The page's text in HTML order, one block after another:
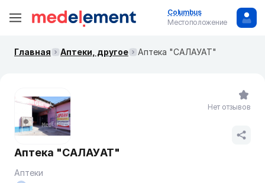
Columbus
Местоположение
Главная Аптеки, другое Аптека "САЛАУАТ"
Аптека "САЛАУАТ"
Аптеки
Нет отзывов